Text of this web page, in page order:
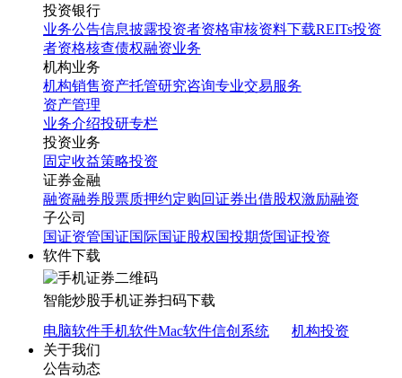
投资银行
业务公告信息披露投资者资格审核资料下载REITs投资
者资格核查债权融资业务
机构业务
机构销售资产托管研究咨询专业交易服务
资产管理
业务介绍投研专栏
投资业务
固定收益策略投资
证券金融
融资融券股票质押约定购回证券出借股权激励融资
子公司
国证资管国证国际国证股权国投期货国证投资
软件下载
智能炒股手机证券扫码下载
电脑软件手机软件Mac软件信创系统
机构投资
关于我们
公告动态